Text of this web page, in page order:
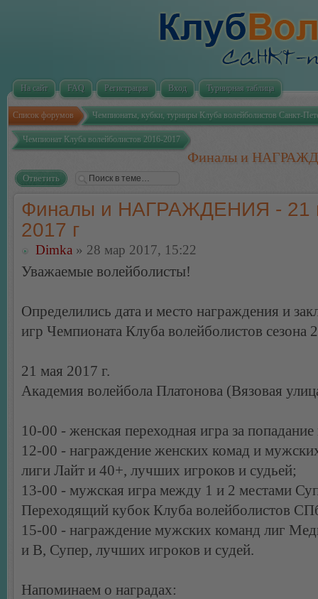
На сайт FAQ Регистрация Вход Турнирная таблица
Список форумов Чемпионаты, кубки, турниры Клуба волейболистов Санкт-
Чемпионат Клуба волейболистов 2016-2017
Финалы и
Ответить
Финалы и НАГРАЖДЕНИЯ - 21
2017 г
Dimka » 28 мар 2017, 15:22
Уважаемые волейболисты!
Определились дата и место награждения и
игр Чемпионата Клуба волейболистов сезона
21 мая 2017 г.
Академия волейбола Платонова (Вязовая
10-00 - женская переходная игра за
12-00 - награждение женских комад и
лиги Лайт и 40+, лучших игроков и судьей;
13-00 - мужская игра между 1 и 2 местами
Переходящий кубок Клуба волейболистов
15-00 - награждение мужских команд лиг
и В, Супер, лучших игроков и судей.
Напоминаем о наградах: